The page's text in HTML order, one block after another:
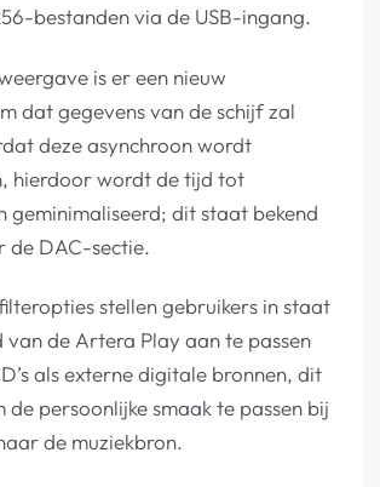
bestanden via de USB-ingang.
is er een nieuw
dat gegevens van de schijf zal
deze asynchroon wordt
hierdoor wordt de tijd tot
geminimaliseerd; dit staat bekend
de DAC-sectie.
stellen gebruikers in staat
van de Artera Play aan te passen
als externe digitale bronnen, dit
de persoonlijke smaak te passen bij
de muziekbron.